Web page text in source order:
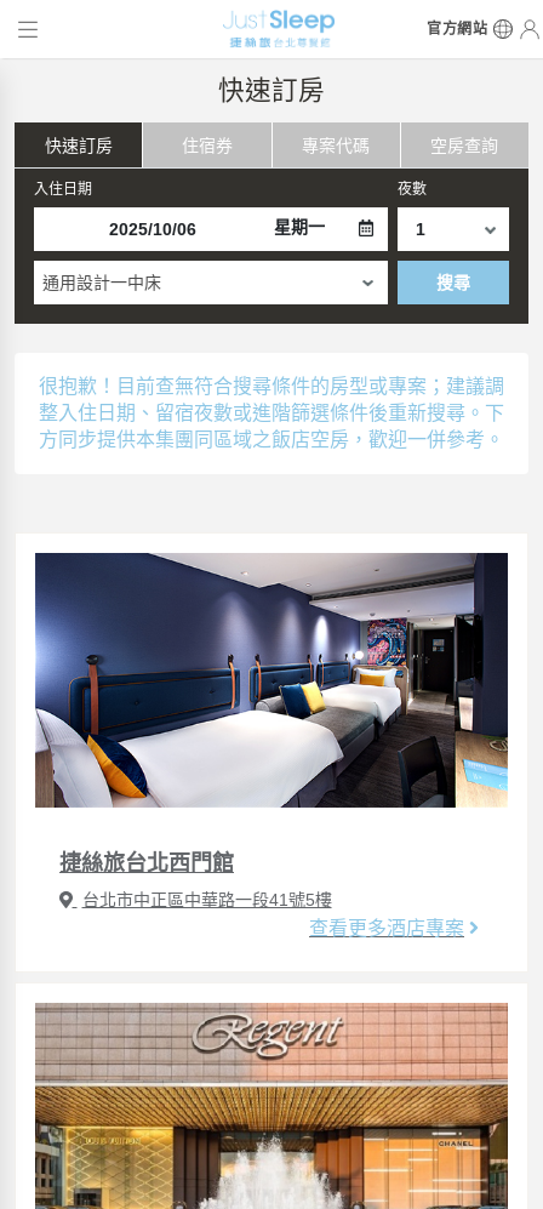
官方網站
快速訂房
快速訂房 住宿券 專案代碼 空房查詢
入住日期
星期一
夜數
通用設計一中床 搜尋
很抱歉！目前查無符合搜尋條件的房型或專案；建議調
整入住日期、留宿夜數或進階篩選條件後重新搜尋。下
方同步提供本集團同區域之飯店空房，歡迎一併參考。
捷絲旅台北西門館
台北市中正區中華路一段41號5樓
查看更多酒店專案